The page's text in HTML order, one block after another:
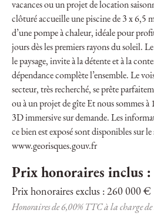
vacances ou un projet de location
clôturé accueille une piscine de 3 x 6,5
d’une pompe à chaleur, idéale pour
jours dès les premiers rayons du soleil.
le paysage, invite à la détente et à la
dépendance complète l’ensemble. Le
secteur, très recherché, se prête
ou à un projet de gîte Et nous sommes à
3D immersive sur demande. Les
ce bien est exposé sont disponibles sur le
www.georisques.gouv.fr
Prix honoraires inclus
Prix honoraires exclus : 260 000 €
Honoraires de 6,00% TTC à la charge de